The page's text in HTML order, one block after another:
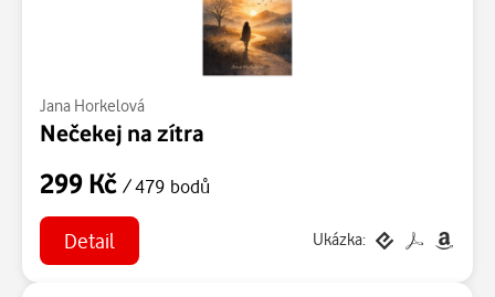
Jana Horkelová
Nečekej na zítra
299 Kč / 479 bodů
Detail Ukázka: